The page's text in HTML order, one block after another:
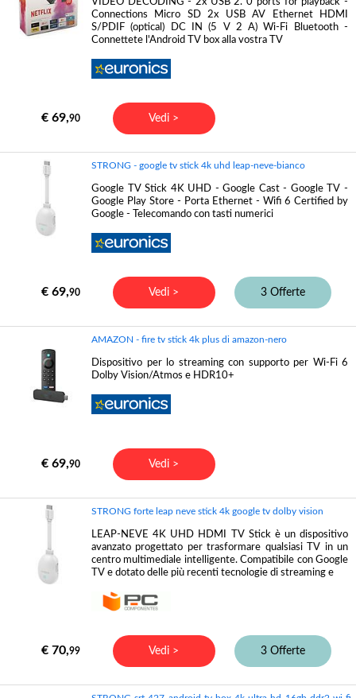
Connections Micro SD 2x USB AV Ethernet HDMI
S/PDIF (optical) DC IN (5 V 2 A) Wi-Fi Bluetooth -
Connettete l'Android TV box alla vostra TV
€ 69,90 Vedi >
STRONG - google tv stick 4k uhd leap-neve-bianco
Google TV Stick 4K UHD - Google Cast - Google TV -
Google Play Store - Porta Ethernet - Wifi 6 Certified by
Google - Telecomando con tasti numerici
€ 69,90 Vedi > 3 Offerte
AMAZON - fire tv stick 4k plus di amazon-nero
Dispositivo per lo streaming con supporto per Wi-Fi 6
Dolby Vision/Atmos e HDR10+
€ 69,90 Vedi >
STRONG forte leap neve stick 4k google tv dolby vision
LEAP-NEVE 4K UHD HDMI TV Stick è un dispositivo
avanzato progettato per trasformare qualsiasi TV in un
centro multimediale intelligente. Compatibile con Google
TV e dotato delle più recenti tecnologie di streaming e
€ 70,99 Vedi > 3 Offerte